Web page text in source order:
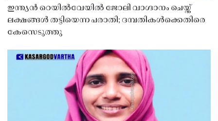
ഇന്ത്യൻ റെയിൽവേയിൽ ജോലി വാഗ്ദാനം ചെയ്ത്
ലക്ഷങ്ങൾ തട്ടിയെന്ന പരാതി; ദമ്പതികൾക്കെതിരെ
കേസെടുത്തു